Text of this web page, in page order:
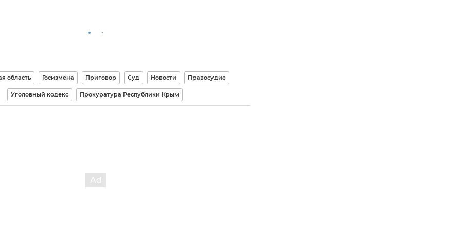
область Госизмена Приговор Суд Новости Правосудие
Уголовный кодекс Прокуратура Республики Крым